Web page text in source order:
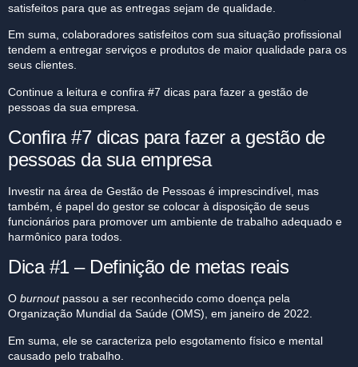
satisfeitos para que as entregas sejam de qualidade.
Em suma, colaboradores satisfeitos com sua situação profissional
tendem a entregar serviços e produtos de maior qualidade para os
seus clientes.
Continue a leitura e confira #7 dicas para fazer a gestão de
pessoas da sua empresa.
Confira #7 dicas para fazer a gestão de
pessoas da sua empresa
Investir na área de Gestão de Pessoas é imprescindível, mas
também, é papel do gestor se colocar à disposição de seus
funcionários para promover um ambiente de trabalho adequado e
harmônico para todos.
Dica #1 – Definição de metas reais
O burnout passou a ser reconhecido como doença pela
Organização Mundial da Saúde (OMS), em janeiro de 2022.
Em suma, ele se caracteriza pelo esgotamento físico e mental
causado pelo trabalho.